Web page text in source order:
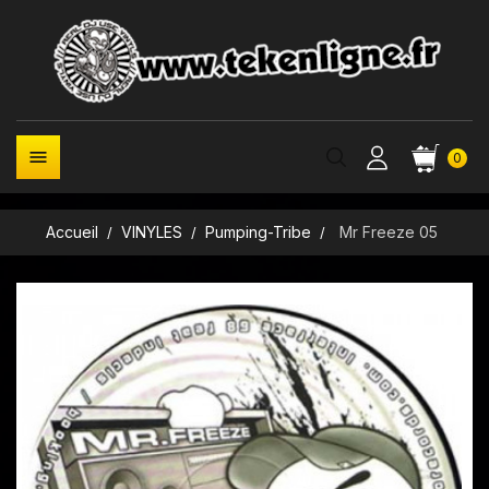
0

Accueil VINYLES Pumping-Tribe Mr Freeze 05